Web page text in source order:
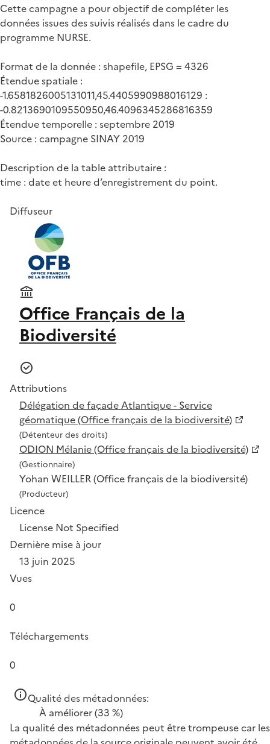
Cette campagne a pour objectif de compléter les
données issues des suivis réalisés dans le cadre du
programme NURSE.
Format de la donnée : shapefile, EPSG = 4326
Étendue spatiale :
-1.6581826005131011,45.4405990988016129 :
-0.8213690109550950,46.4096345286816359
Étendue temporelle : septembre 2019
Source : campagne SINAY 2019
Description de la table attributaire :
time : date et heure d’enregistrement du point.
Diffuseur
Office Français de la
Biodiversité
Attributions
Délégation de façade Atlantique - Service
géomatique (Office français de la biodiversité)
(Détenteur des droits)
ODION Mélanie (Office français de la biodiversité)
(Gestionnaire)
Yohan WEILLER (Office français de la biodiversité)
(Producteur)
Licence
License Not Specified
Dernière mise à jour
13 juin 2025
Vues
0
Téléchargements
0
Qualité des métadonnées:
À améliorer(33 %)
La qualité des métadonnées peut être trompeuse car les